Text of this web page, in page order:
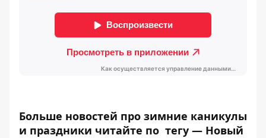
Больше новостей про зимние каникулы
и праздники читайте по тегу — Новый